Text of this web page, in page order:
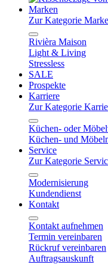
Marken
Zur Kategorie
Rivièra Maison
Light & Living
Stressless
SALE
Prospekte
Karriere
Zur Kategorie
Küchen- oder
Küchen- und
Service
Zur Kategorie
Modernisierung
Kundendienst
Kontakt
Kontakt aufnehmen
Termin vereinbaren
Rückruf vereinbaren
Auftragsauskunft